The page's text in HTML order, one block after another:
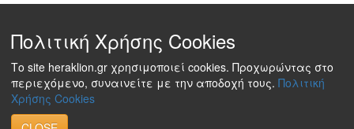
Πολιτική Χρήσης Cookies
Το site heraklion.gr χρησιμοποιεί cookies. Προχωρώντας στο
περιεχόμενο, συναινείτε με την αποδοχή τους. Πολιτική
Χρήσης Cookies